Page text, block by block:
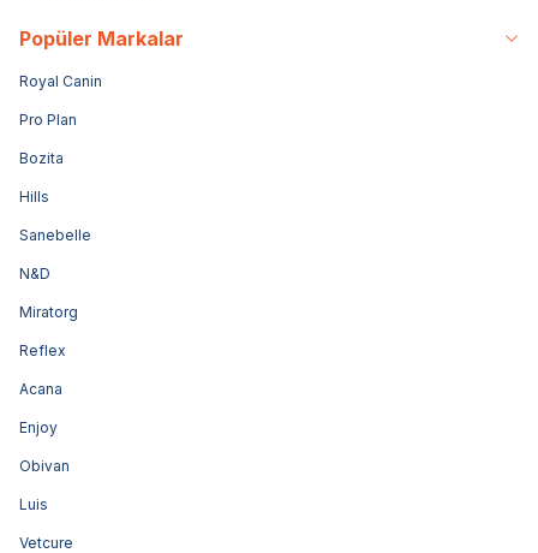
Popüler Markalar
Royal Canin
Pro Plan
Bozita
Hills
Sanebelle
N&D
Miratorg
Reflex
Acana
Enjoy
Obivan
Luis
Vetcure